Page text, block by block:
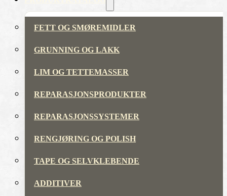
FETT OG SMØREMIDLER
GRUNNING OG LAKK
LIM OG TETTEMASSER
REPARASJONSPRODUKTER
REPARASJONSSYSTEMER
RENGJØRING OG POLISH
TAPE OG SELVKLEBENDE
ADDITIVER